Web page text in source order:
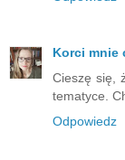
Korci mnie
Cieszę się,
tematyce.
Odpowiedz